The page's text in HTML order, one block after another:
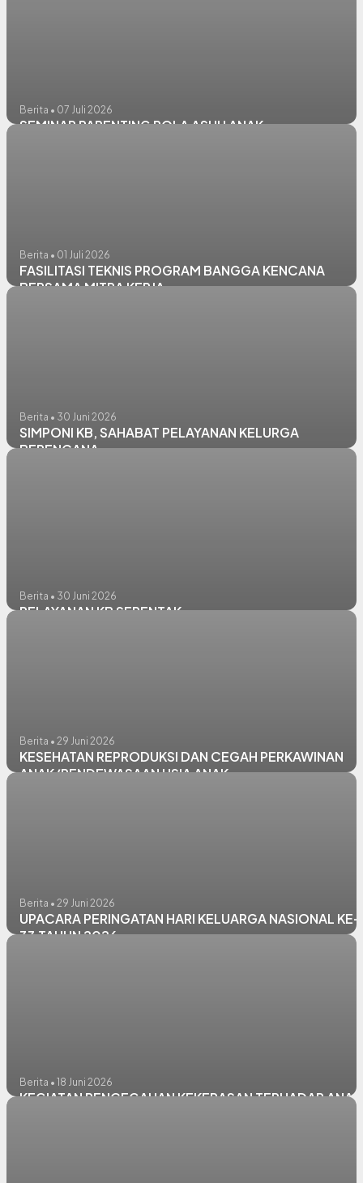
Berita • 07 Juli 2026
SEMINAR PARENTING POLA ASUH ANAK
Berita • 01 Juli 2026
FASILITASI TEKNIS PROGRAM BANGGA KENCANA
BERSAMA MITRA KERJA
Berita • 30 Juni 2026
SIMPONI KB, SAHABAT PELAYANAN KELURGA
BERENCANA
Berita • 30 Juni 2026
PELAYANAN KB SERENTAK
Berita • 29 Juni 2026
KESEHATAN REPRODUKSI DAN CEGAH PERKAWINAN
ANAK/PENDEWASAAN USIA ANAK
Berita • 29 Juni 2026
UPACARA PERINGATAN HARI KELUARGA NASIONAL KE-
33 TAHUN 2026
Berita • 18 Juni 2026
KEGIATAN PENCEGAHAN KEKERASAN TERHADAP ANAK